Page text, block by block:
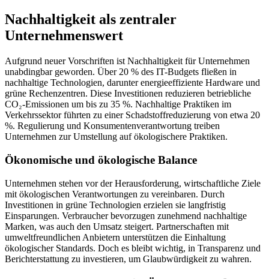
Nachhaltigkeit als zentraler
Unternehmenswert
Aufgrund neuer Vorschriften ist Nachhaltigkeit für Unternehmen
unabdingbar geworden. Über 20 % des IT-Budgets fließen in
nachhaltige Technologien, darunter energieeffiziente Hardware und
grüne Rechenzentren. Diese Investitionen reduzieren betriebliche
CO₂-Emissionen um bis zu 35 %. Nachhaltige Praktiken im
Verkehrssektor führten zu einer Schadstoffreduzierung von etwa 20
%. Regulierung und Konsumentenverantwortung treiben
Unternehmen zur Umstellung auf ökologischere Praktiken.
Ökonomische und ökologische Balance
Unternehmen stehen vor der Herausforderung, wirtschaftliche Ziele
mit ökologischen Verantwortungen zu vereinbaren. Durch
Investitionen in grüne Technologien erzielen sie langfristig
Einsparungen. Verbraucher bevorzugen zunehmend nachhaltige
Marken, was auch den Umsatz steigert. Partnerschaften mit
umweltfreundlichen Anbietern unterstützen die Einhaltung
ökologischer Standards. Doch es bleibt wichtig, in Transparenz und
Berichterstattung zu investieren, um Glaubwürdigkeit zu wahren.